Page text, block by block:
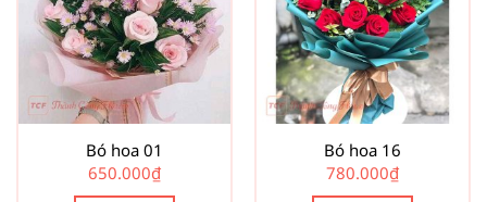
Bó hoa 01
650.000₫
Bó hoa 16
780.000₫